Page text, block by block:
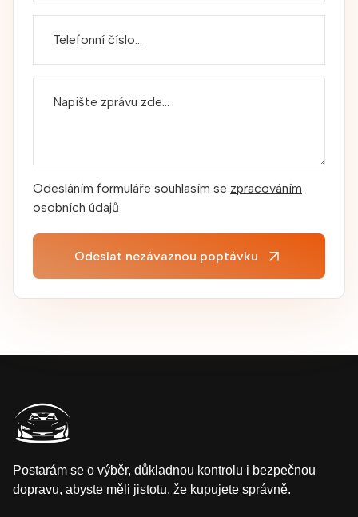
Odesláním formuláře souhlasím se zpracováním
osobních údajů
Odeslat nezávaznou poptávku
Postarám se o výběr, důkladnou kontrolu i bezpečnou
dopravu, abyste měli jistotu, že kupujete správně.